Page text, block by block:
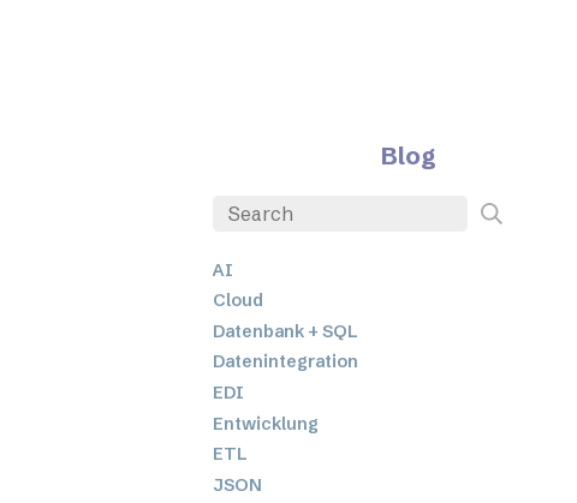
Blog
AI
Cloud
Datenbank + SQL
Datenintegration
EDI
Entwicklung
ETL
JSON